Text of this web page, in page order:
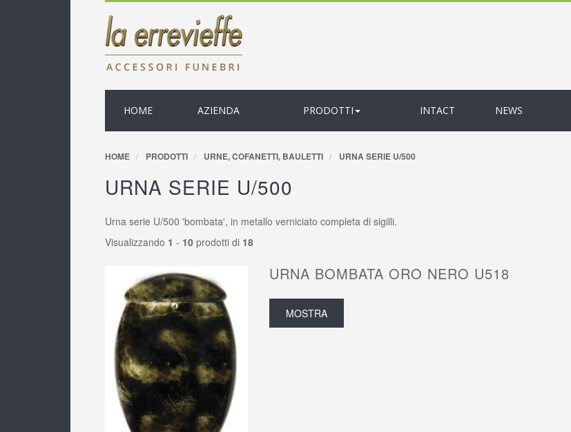
HOME AZIENDA PRODOTTI INTACT NEWS
HOME PRODOTTI URNE, COFANETTI, BAULETTI URNA SERIE U/500
URNA SERIE U/500
Urna serie U/500 'bombata', in metallo verniciato completa di sigilli.
Visualizzando 1 - 10 prodotti di 18
URNA BOMBATA ORO NERO U518
MOSTRA